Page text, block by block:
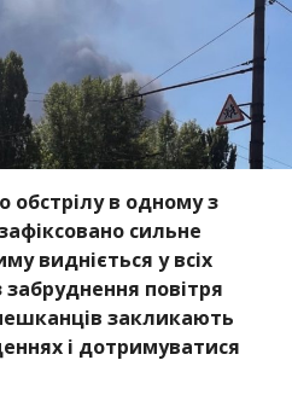
обстрілу в одному з
сильне
видніється у всіх
повітря
закликають
і дотримуватися